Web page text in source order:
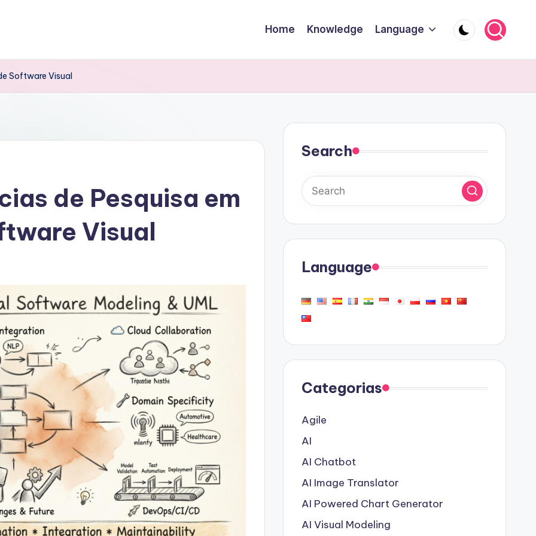
Home Knowledge Language
Software Visual
de Pesquisa em
Visual
Search
Language
Categorias
Agile
AI
AI Chatbot
AI Image Translator
AI Powered Chart Generator
AI Visual Modeling